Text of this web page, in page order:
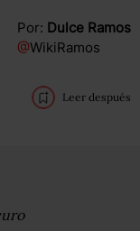
Por: Dulce Ramos
@WikiRamos
Leer después